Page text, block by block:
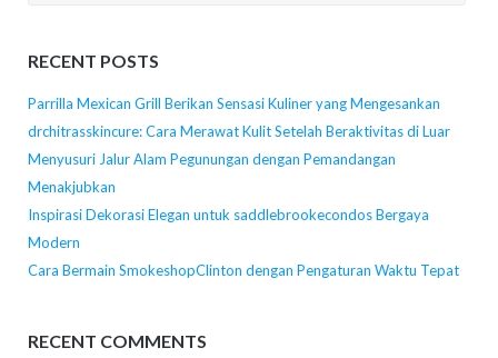
RECENT POSTS
Parrilla Mexican Grill Berikan Sensasi Kuliner yang Mengesankan
drchitrasskincure: Cara Merawat Kulit Setelah Beraktivitas di Luar
Menyusuri Jalur Alam Pegunungan dengan Pemandangan
Menakjubkan
Inspirasi Dekorasi Elegan untuk saddlebrookecondos Bergaya
Modern
Cara Bermain SmokeshopClinton dengan Pengaturan Waktu Tepat
RECENT COMMENTS